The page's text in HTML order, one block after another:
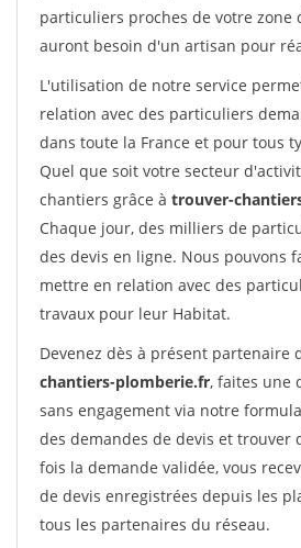
particuliers proches de votre zone
auront besoin d'un artisan pour
L'utilisation de notre service
relation avec des particuliers
dans toute la France et pour tous
Quel que soit votre secteur
chantiers grâce à trouver-
Chaque jour, des milliers de
des devis en ligne. Nous pouvons
mettre en relation avec des
travaux pour leur Habitat.
Devenez dès à présent partenaire
chantiers-plomberie.fr, faites une
sans engagement via notre
des demandes de devis et trouver
fois la demande validée, vous
de devis enregistrées depuis les
tous les partenaires du réseau.